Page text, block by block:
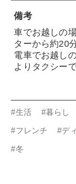
備考
車でお越しの
ターから約20
電車でお越し
よりタクシー
#生活 #暮らし
#フレンチ #デ
#冬